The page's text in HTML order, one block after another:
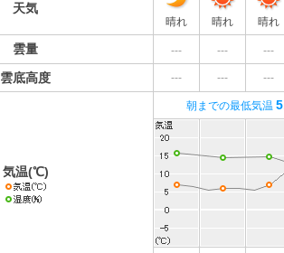
天気
晴れ 晴れ 晴れ
雲量 --- --- ---
雲底高度 --- --- ---
気温(℃)
朝までの最低気温